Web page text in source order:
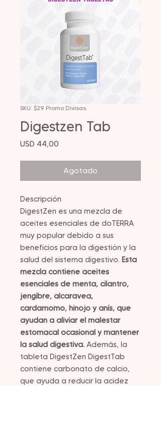
SKU: $29 Promo Divisas
Digestzen Tab
USD 44,00
Agotado
Descripción
DigestZen es una mezcla de
aceites esenciales de doTERRA
muy popular debido a sus
beneficios para la digestión y la
salud del sistema digestivo. Esta
mezcla contiene aceites
esenciales de menta, cilantro,
jengibre, alcaravea,
cardamomo, hinojo y anís, que
ayudan a aliviar el malestar
estomacal ocasional y mantener
la salud digestiva. Además, la
tableta DigestZen DigestTab
contiene carbonato de calcio,
que ayuda a reducir la acidez